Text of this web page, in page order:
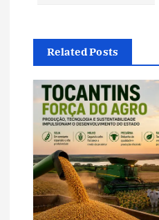
ã
o
d
e
P
o
Related Posts